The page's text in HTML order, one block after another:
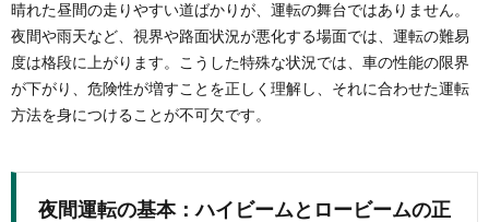
晴れた昼間の走りやすい道ばかりが、運転の舞台ではありません。
夜間や雨天など、視界や路面状況が悪化する場面では、運転の難易
度は格段に上がります。こうした特殊な状況では、車の性能の限界
が下がり、危険性が増すことを正しく理解し、それに合わせた運転
方法を身につけることが不可欠です。
夜間運転の基本：ハイビームとロービームの正